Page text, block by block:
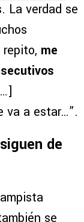
La verdad se
me
va a estar…”.
de
se